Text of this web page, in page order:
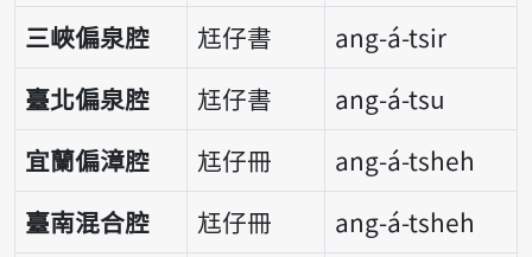
三峽偏泉腔
尪仔書
ang-á-tsir
臺北偏泉腔
尪仔書
ang-á-tsu
宜蘭偏漳腔
尪仔冊
ang-á-tsheh
臺南混合腔
尪仔冊
ang-á-tsheh